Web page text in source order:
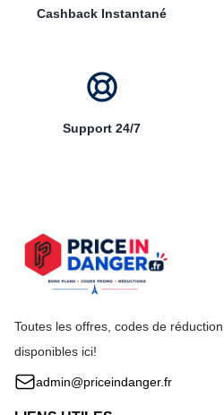
Cashback Instantané
Support 24/7
Toutes les offres, codes de
disponibles ici!
admin@priceindanger.fr